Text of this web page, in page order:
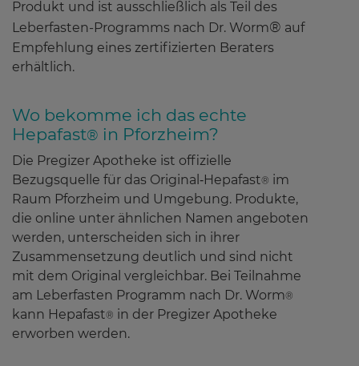
Produkt und ist ausschließlich als Teil des
Leberfasten-Programms nach Dr. Worm® auf
Empfehlung eines zertifizierten Beraters
erhältlich.
Wo bekomme ich das echte
Hepafast® in Pforzheim?
Die Pregizer Apotheke ist offizielle
Bezugsquelle für das Original‑Hepafast® im
Raum Pforzheim und Umgebung. Produkte,
die online unter ähnlichen Namen angeboten
werden, unterscheiden sich in ihrer
Zusammensetzung deutlich und sind nicht
mit dem Original vergleichbar. Bei Teilnahme
am Leberfasten Programm nach Dr. Worm®
kann Hepafast® in der Pregizer Apotheke
erworben werden.